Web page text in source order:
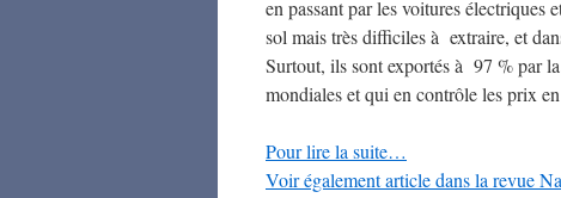
en passant par les voitures électriques
sol mais très difficiles à extraire, et
Surtout, ils sont exportés à 97 % par
mondiales et qui en contrôle les prix
Pour lire la suite…
Voir également article dans la revue